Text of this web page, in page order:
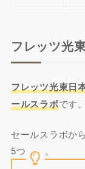
フレッツ光
フレッツ光東日
ールスラボです。
セールスラボか
5つです。